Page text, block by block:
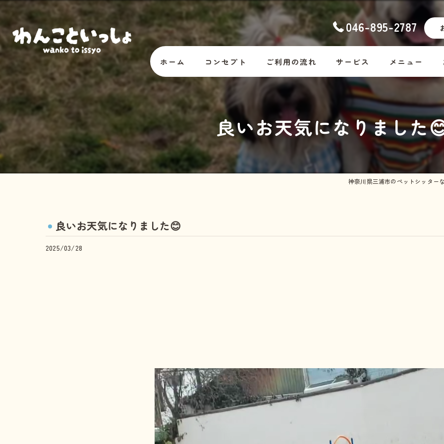
046-895-2787
ホーム コンセプト
スタッフ紹介
ご利用の流れ サービス
幼稚園
ホームステイ
お散歩代行
しつけ教室
メニュー
Dog
Cat
Rabbit・
その他の料金
良いお天気になりました
神奈川県三浦市のペットシッター
良いお天気になりました😊
2025/03/28